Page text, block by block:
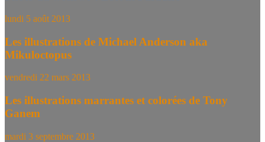
lundi 5 août 2013
Les illustrations de Michael Anderson aka
Mikuloctopus
vendredi 22 mars 2013
Les illustrations marrantes et colorées de Tony
Ganem
mardi 3 septembre 2013